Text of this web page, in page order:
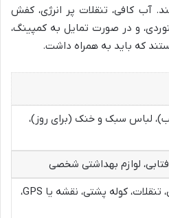
آب کافی، تنقلات پر انرژی، کفش
و در صورت تمایل به کمپینگ،
که باید به همراه داشت.
لباس سبک و خنک (برای روز)،
لوازم بهداشتی شخصی
آب آشامیدنی کافی، تنقلات، کوله پشتی، نقشه یا GPS،